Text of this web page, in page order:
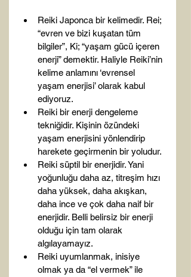
Reiki Japonca bir kelimedir. Rei;
“evren ve bizi kuşatan tüm
bilgiler”, Ki; “yaşam gücü içeren
enerji” demektir. Haliyle Reiki’nin
kelime anlamını ‘evrensel
yaşam enerjisi’ olarak kabul
ediyoruz.
Reiki bir enerji dengeleme
tekniğidir. Kişinin özündeki
yaşam enerjisini yönlendirip
harekete geçirmenin bir yoludur.
Reiki süptil bir enerjidir. Yani
yoğunluğu daha az, titreşim hızı
daha yüksek, daha akışkan,
daha ince ve çok daha naif bir
enerjidir. Belli belirsiz bir enerji
olduğu için tam olarak
algılayamayız.
Reiki uyumlanmak, inisiye
olmak ya da “el vermek” ile